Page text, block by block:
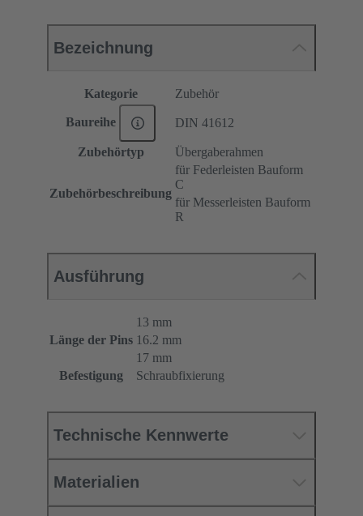
Bezeichnung
Kategorie Zubehör
Baureihe DIN 41612
Zubehörtyp Übergaberahmen
Zubehörbeschreibung
für Federleisten Bauform
C
für Messerleisten Bauform
R
Ausführung
Länge der Pins
13 mm
16.2 mm
17 mm
Befestigung
Schraubfixierung
Technische Kennwerte
Materialien